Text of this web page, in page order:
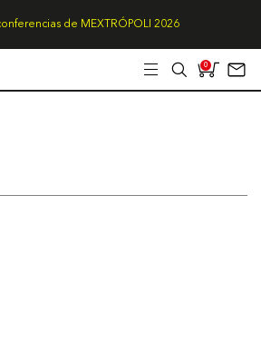
de MEXTRÓPOLI 2026
0